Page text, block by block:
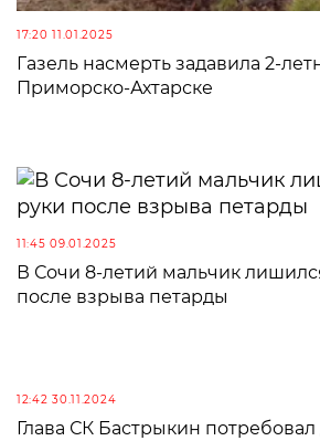
17:20 11.01.2025
Газель насмерть задавила 2-
Приморско-Ахтарске
11:45 09.01.2025
В Сочи 8-летий мальчик
после взрыва петарды
12:42 30.11.2024
Глава СК Бастрыкин